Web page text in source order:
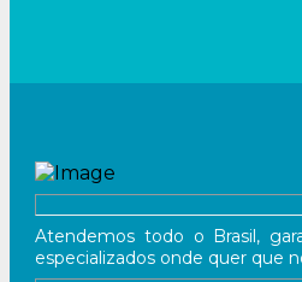
Atendemos todo o Brasil,
especializados onde quer que